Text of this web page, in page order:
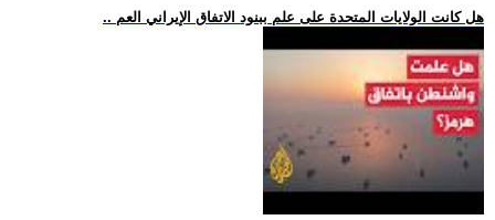
.. هل كانت الولايات المتحدة على علم ببنود الاتفاق الإيراني العم